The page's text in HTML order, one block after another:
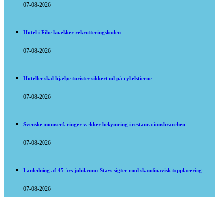
07-08-2026
Hotel i Ribe knækker rekrutteringskoden
07-08-2026
Hoteller skal hjælpe turister sikkert ud på cykelstierne
07-08-2026
Svenske momserfaringer vækker bekymring i restaurationsbranchen
07-08-2026
I anledning af 45-års jubilæum: Stays sigter mod skandinavisk topplacering
07-08-2026